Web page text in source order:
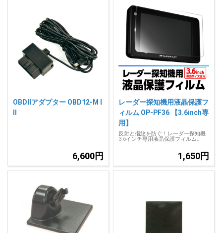
OBDIIアダプター OBD12-M I
6,600円
レーダー探知機用液晶保護フ
ィルム OP-PF36 【3.6inch専
用】
反射と指紋を防ぐ！レーダー探知機
3.6インチ専用液晶保護フィルム。
1,650円